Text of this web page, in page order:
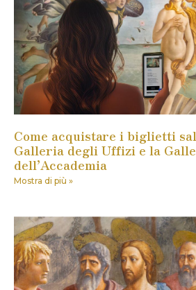
Come acquistare i biglietti
Galleria degli Uffizi e la
dell’Accademia
Mostra di più »